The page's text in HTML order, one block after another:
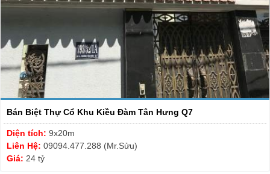
Bán Biệt Thự Cổ Khu Kiều Đàm Tân Hưng Q7
Diện tích: 9x20m
Liên Hệ: 09094.477.288 (Mr.Sửu)
Giá: 24 tỷ